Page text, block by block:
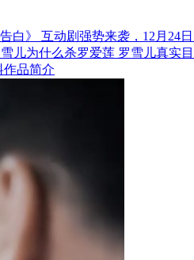
白》 互动剧强势来袭，12月24日
儿为什么杀罗爱莲 罗雪儿真实
作品简介